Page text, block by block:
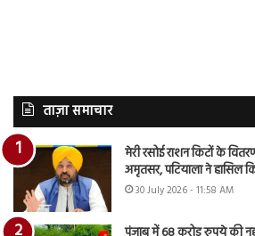
ताज़ा समाचार
मेरी रसोई राशन किटों के
अमृतसर, पटियाला ने हासिल
30 July 2026 - 11:58 AM